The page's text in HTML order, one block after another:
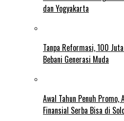
dan Yogyakarta
Tanpa Reformasi, 100
Bebani Generasi Muda
Awal Tahun Penuh
Finansial Serba Bisa di